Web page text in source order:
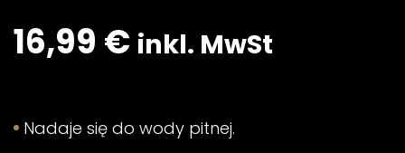
16,99 € inkl. MwSt
Nadaje się do wody pitnej.